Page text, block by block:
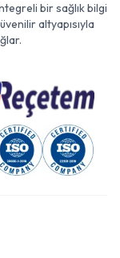
bir sağlık bilgi
altyapısıyla